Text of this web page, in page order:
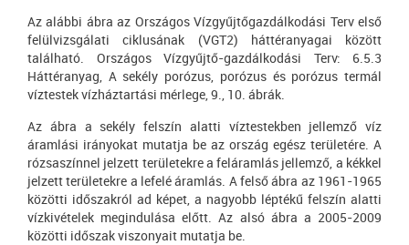
Az alábbi ábra az Országos Vízgyűjtőgazdálkodási Terv első
felülvizsgálati ciklusának (VGT2) háttéranyagai között
található. Országos Vízgyűjtő-gazdálkodási Terv: 6.5.3
Háttéranyag, A sekély porózus, porózus és porózus termál
víztestek vízháztartási mérlege, 9., 10. ábrák.
Az ábra a sekély felszín alatti víztestekben jellemző víz
áramlási irányokat mutatja be az ország egész területére. A
rózsaszínnel jelzett területekre a feláramlás jellemző, a kékkel
jelzett területekre a lefelé áramlás. A felső ábra az 1961-1965
közötti időszakról ad képet, a nagyobb léptékű felszín alatti
vízkivételek megindulása előtt. Az alsó ábra a 2005-2009
közötti időszak viszonyait mutatja be.